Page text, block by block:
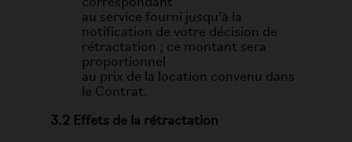
au service fourni jusqu'à la
notification de votre décision de
rétractation ; ce montant sera
proportionnel
au prix de la location convenu dans
le Contrat.
3.2 Effets de la rétractation